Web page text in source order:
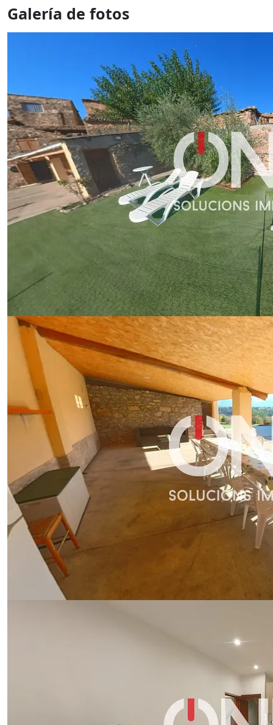
Galería de fotos